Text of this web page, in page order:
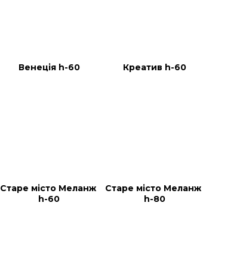
Венеція h-60 Креатив h-60
Старе місто Меланж
h-60
Старе місто Меланж
h-80